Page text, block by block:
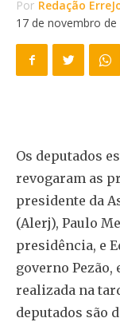
Por Redação
17 de novembro de
Os deputados
revogaram as
presidente da
(Alerj), Paulo
presidência, e
governo
realizada na
deputados são